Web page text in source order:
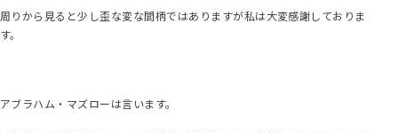
周りから見ると少し歪な変な間柄ではありますが私は大変感謝しておりま
す。
アブラハム・マズローは言います。